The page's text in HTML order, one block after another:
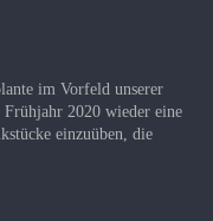
im Vorfeld unserer
2020 wieder eine
einzuüben, die